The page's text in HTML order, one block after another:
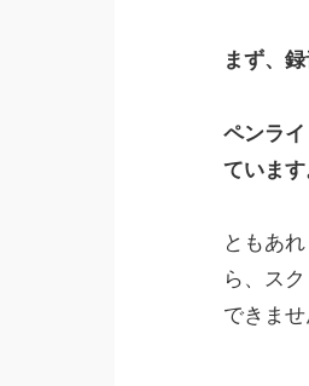
まず、
ペンラ
ています
ともあ
ら、ス
できませ